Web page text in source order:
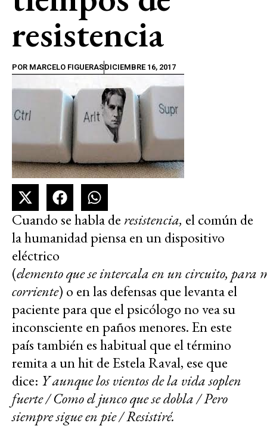
resistencia
POR MARCELO FIGUERASDICIEMBRE 16, 2017
Cuando se habla de resistencia, el común de
la humanidad piensa en un dispositivo
eléctrico
(elemento que se intercala en un circuito, para
corriente) o en las defensas que levanta el
paciente para que el psicólogo no vea su
inconsciente en paños menores. En este
país también es habitual que el término
remita a un hit de Estela Raval, ese que
dice: Y aunque los vientos de la vida soplen
fuerte / Como el junco que se dobla / Pero
siempre sigue en pie / Resistiré.